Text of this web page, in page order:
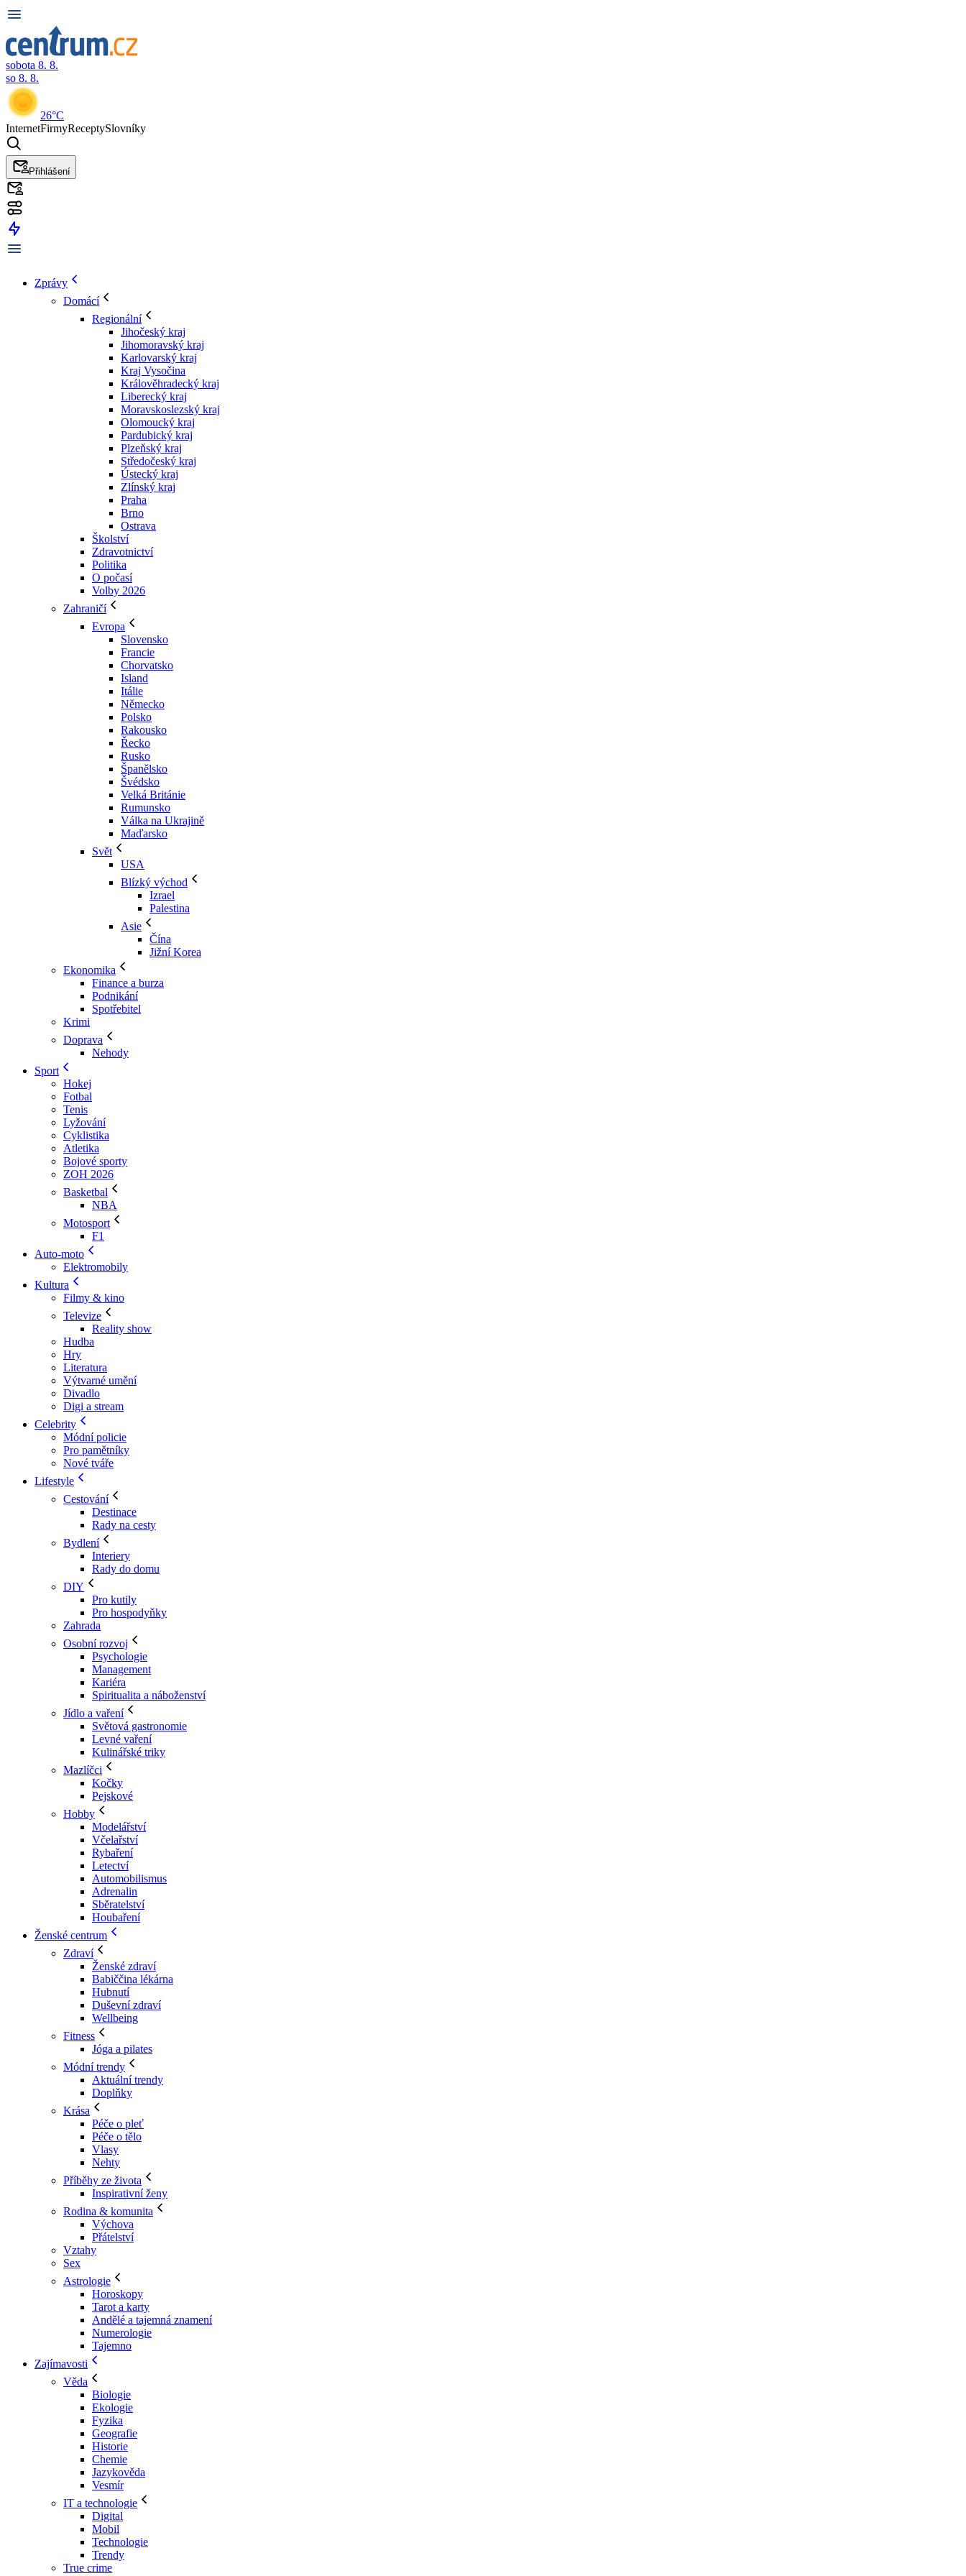
sobota 8. 8.
so 8. 8.
26°C
InternetFirmyReceptySlovníky
Přihlášení
Zprávy
Domácí
Regionální
Jihočeský kraj
Jihomoravský kraj
Karlovarský kraj
Kraj Vysočina
Králověhradecký kraj
Liberecký kraj
Moravskoslezský kraj
Olomoucký kraj
Pardubický kraj
Plzeňský kraj
Středočeský kraj
Ústecký kraj
Zlínský kraj
Praha
Brno
Ostrava
Školství
Zdravotnictví
Politika
O počasí
Volby 2026
Zahraničí
Evropa
Slovensko
Francie
Chorvatsko
Island
Itálie
Německo
Polsko
Rakousko
Řecko
Rusko
Španělsko
Švédsko
Velká Británie
Rumunsko
Válka na Ukrajině
Maďarsko
Svět
USA
Blízký východ
Izrael
Palestina
Asie
Čína
Jižní Korea
Ekonomika
Finance a burza
Podnikání
Spotřebitel
Krimi
Doprava
Nehody
Sport
Hokej
Fotbal
Tenis
Lyžování
Cyklistika
Atletika
Bojové sporty
ZOH 2026
Basketbal
NBA
Motosport
F1
Auto-moto
Elektromobily
Kultura
Filmy & kino
Televize
Reality show
Hudba
Hry
Literatura
Výtvarné umění
Divadlo
Digi a stream
Celebrity
Módní policie
Pro pamětníky
Nové tváře
Lifestyle
Cestování
Destinace
Rady na cesty
Bydlení
Interiery
Rady do domu
DIY
Pro kutily
Pro hospodyňky
Zahrada
Osobní rozvoj
Psychologie
Management
Kariéra
Spiritualita a náboženství
Jídlo a vaření
Světová gastronomie
Levné vaření
Kulinářské triky
Mazlíčci
Kočky
Pejskové
Hobby
Modelářství
Včelařství
Rybaření
Letectví
Automobilismus
Adrenalin
Sběratelství
Houbaření
Ženské centrum
Zdraví
Ženské zdraví
Babiččina lékárna
Hubnutí
Duševní zdraví
Wellbeing
Fitness
Jóga a pilates
Módní trendy
Aktuální trendy
Doplňky
Krása
Péče o pleť
Péče o tělo
Vlasy
Nehty
Příběhy ze života
Inspirativní ženy
Rodina & komunita
Výchova
Přátelství
Vztahy
Sex
Astrologie
Horoskopy
Tarot a karty
Andělé a tajemná znamení
Numerologie
Tajemno
Zajímavosti
Věda
Biologie
Ekologie
Fyzika
Geografie
Historie
Chemie
Jazykověda
Vesmír
IT a technologie
Digital
Mobil
Technologie
Trendy
True crime